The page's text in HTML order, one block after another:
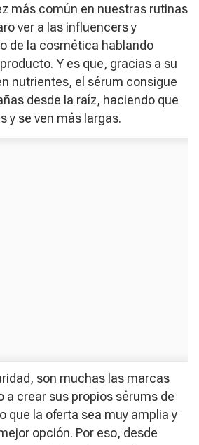
más común en nuestras rutinas
ver a las influencers y
de la cosmética hablando
Y es que, gracias a su
nutrientes, el sérum consigue
desde la raíz, haciendo que
y se ven más largas.
son muchas las marcas
a crear sus propios sérums de
que la oferta sea muy amplia y
opción. Por eso, desde